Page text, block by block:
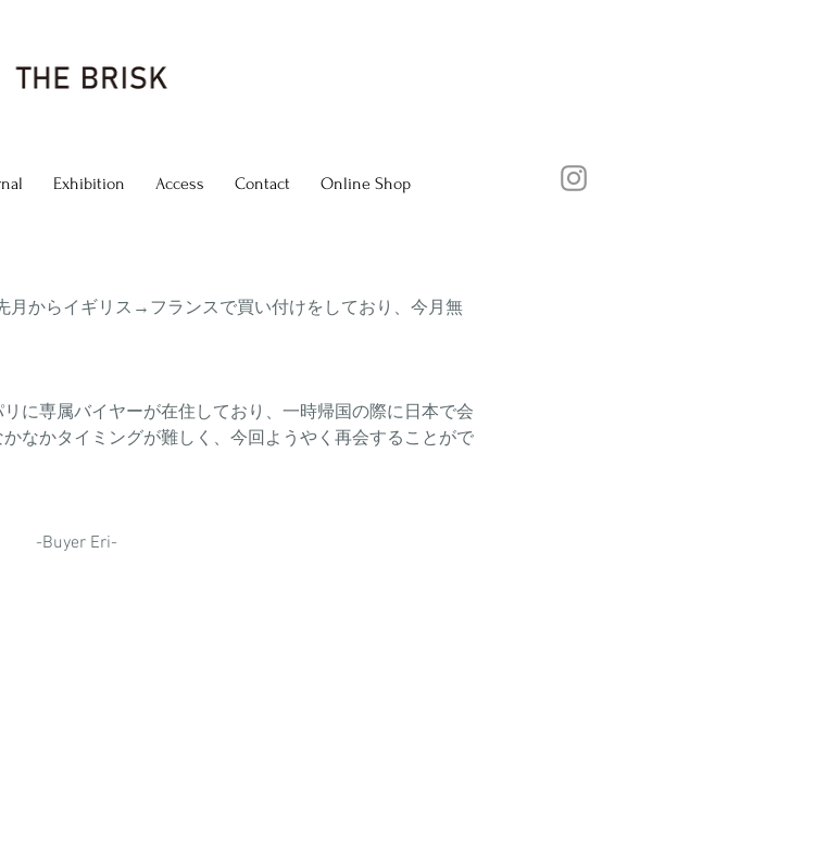
Exhibition Access Contact Online Shop
月からイギリス→フランスで買い付けをしており、今月無
に専属バイヤーが在住しており、一時帰国の際に日本で会
なかタイミングが難しく、今回ようやく再会することがで
-Buyer Eri-